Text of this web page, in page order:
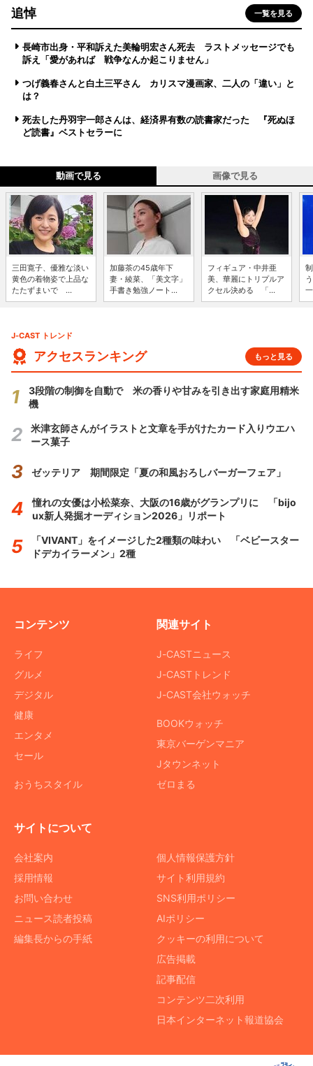
追悼 一覧を見る
長崎市出身・平和訴えた美輪明宏さん死去 ラストメッセージでも
訴え「愛があれば 戦争なんか起こりません」
つげ義春さんと白土三平さん カリスマ漫画家、二人の「違い」と
は？
死去した丹羽宇一郎さんは、経済界有数の読書家だった 『死ぬほ
ど読書』ベストセラーに
動画で見る 画像で見る
三田寛子、優雅な淡い
黄色の着物姿で上品な
たたずまいで ...
加藤茶の45歳年下
妻・綾菜、「美文字」
手書き勉強ノート...
フィギュア・中井亜
美、華麗にトリプルア
クセル決める 「...
J-CAST トレンド
アクセスランキング もっと見る
3段階の制御を自動で 米の香りや甘みを引き出す家庭用精米
機
米津玄師さんがイラストと文章を手がけたカード入りウエハ
ース菓子
ゼッテリア 期間限定「夏の和風おろしバーガーフェア」
憧れの女優は小松菜奈、大阪の16歳がグランプリに 「bijo
ux新人発掘オーディション2026」リポート
「VIVANT」をイメージした2種類の味わい 「ベビースター
ドデカイラーメン」2種
コンテンツ
ライフ
グルメ
デジタル
健康
エンタメ
セール
おうちスタイル
関連サイト
J-CASTニュース
J-CASTトレンド
J-CAST会社ウォッチ
BOOKウォッチ
東京バーゲンマニア
Jタウンネット
ゼロまる
サイトについて
会社案内
採用情報
お問い合わせ
ニュース読者投稿
編集長からの手紙
個人情報保護方針
サイト利用規約
SNS利用ポリシー
AIポリシー
クッキーの利用について
広告掲載
記事配信
コンテンツ二次利用
日本インターネット報道協会